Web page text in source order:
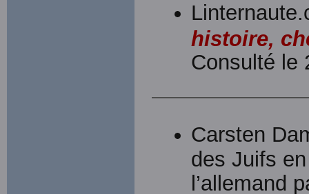
histoire,
Consulté le
Carsten
des Juifs
l’allemand